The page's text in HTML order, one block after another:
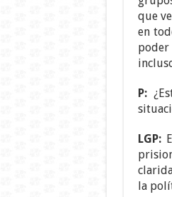
que
en
P:
LGP:
la